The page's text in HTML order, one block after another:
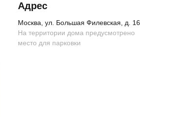
Москва, ул. Большая Филевская, д. 16
Адрес
На территории дома предусмотрено
место для парковки